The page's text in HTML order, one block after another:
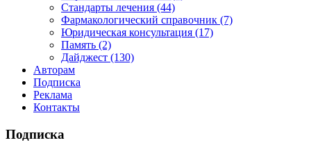
Стандарты лечения (44)
Фармакологический справочник (7)
Юридическая консультация (17)
Память (2)
Дайджест (130)
Авторам
Подписка
Реклама
Контакты
Подписка